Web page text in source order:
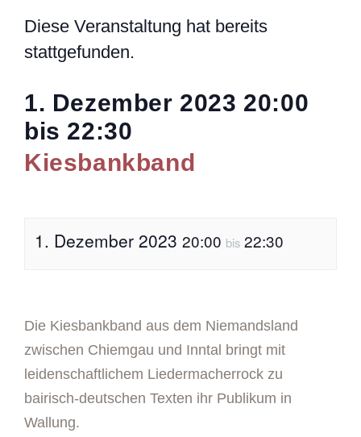
Diese Veranstaltung hat bereits
stattgefunden.
1. Dezember 2023 20:00
bis 22:30
Kiesbankband
1. Dezember 2023 20:00 bis 22:30
Die Kiesbankband aus dem Niemandsland
zwischen Chiemgau und Inntal bringt mit
leidenschaftlichem Liedermacherrock zu
bairisch-deutschen Texten ihr Publikum in
Wallung.